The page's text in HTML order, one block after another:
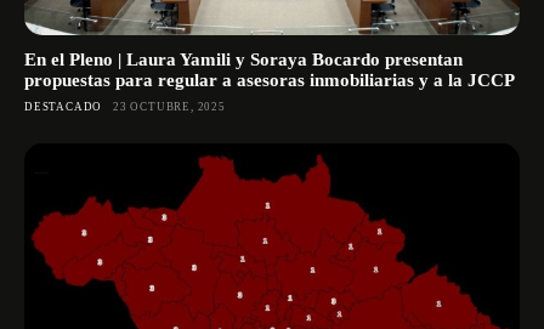
En el Pleno | Laura Yamili y Soraya Bocardo presentan
propuestas para regular a asesoras inmobiliarias y a la JCCP
DESTACADO 23 OCTUBRE, 2025